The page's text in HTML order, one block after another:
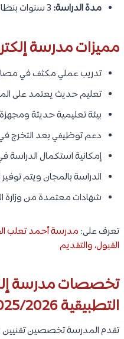
مدة الدراسة:
مميزات مدرسة
تدريب عملي مكثف في
تعليم حديث يعتمد على
بيئة تعليمية حديثة
دعم توظيفي بعد التخرج
إمكانية استكمال الدراسة
الدراسة بالمجان ويتم
شهادات معتمدة من وزارة
تعرف على:
القبول، والتقديم
تخصصات مدرسة
التطبيقية 2025/2026:
تقدم المدرسة تخصصين